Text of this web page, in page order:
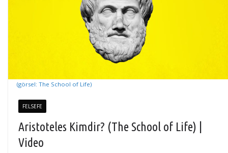
(görsel: The School of Life)
FELSEFE
Aristoteles Kimdir? (The School of Life) |
Video